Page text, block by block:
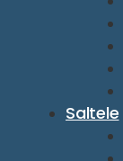
Saltele